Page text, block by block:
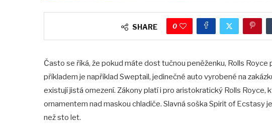
SHARE 0
Často se říká, že pokud máte dost tučnou peněženku, Rolls Royce
příkladem je například Sweptail, jedinečné auto vyrobené na
existují jistá omezení. Zákony platí i pro aristokratický Rolls
ornamentem nad maskou chladiče. Slavná soška Spirit of Ecstasy
než sto let.